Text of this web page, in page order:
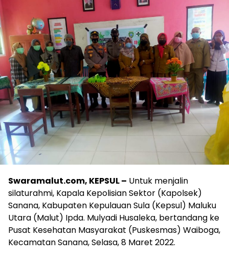
Swaramalut.com, KEPSUL – Untuk menjalin
silaturahmi, Kapala Kepolisian Sektor (Kapolsek)
Sanana, Kabupaten Kepulauan Sula (Kepsul) Maluku
Utara (Malut) Ipda. Mulyadi Husaleka, bertandang ke
Pusat Kesehatan Masyarakat (Puskesmas) Waiboga,
Kecamatan Sanana, Selasa, 8 Maret 2022.